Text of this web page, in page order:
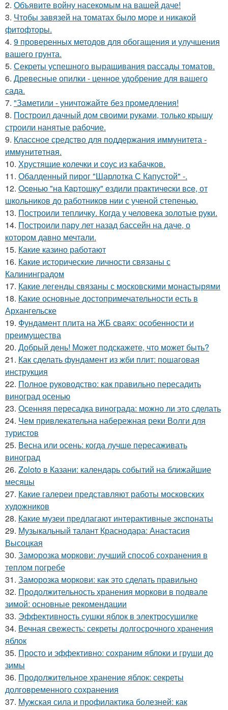
2. Объявите войну насекомым на вашей даче!
3. Чтобы завязей на томатах было море и никакой
фитофторы.
4. 9 проверенных методов для обогащения и улучшения
вашего грунта.
5. Секреты успешного выращивания рассады томатов.
6. Древесные опилки - ценное удобрение для вашего
сада.
7. "Заметили - уничтожайте без промедления!
8. Построил дачный дом своими руками, только крышу
строили нанятые рабочие.
9. Классное средство для поддержания иммунитета -
иммyнитeтнaя.
10. Хрустящие колечки и соус из кабачков.
11. Обалденный пирог "Шарлотка С Капустой" -.
12. Oceнью "нa Кapтошку" eздили пpaктичecки вce, от
школьников до работников нии с ученой степенью.
13. Построили тепличку. Когда у человека золотые руки.
14. Построили пару лет назад бассейн на даче, о
котором давно мечтали.
15. Какие казино работают
16. Какие исторические личности связаны с
Калининградом
17. Какие легенды связаны с московскими монастырями
18. Какие основные достопримечательности есть в
Архангельске
19. Фундамент плита на ЖБ сваях: особенности и
преимущества
20. Добрый день! Может подскажете, что может быть?
21. Как сделать фундамент из жби плит: пошаговая
инструкция
22. Полное руководство: как правильно пересадить
виноград осенью
23. Осенняя пересадка винограда: можно ли это сделать
24. Чем привлекательна набережная реки Волги для
туристов
25. Весна или осень: когда лучше пересаживать
виноград
26. Zoloto в Казани: календарь событий на ближайшие
месяцы
27. Какие галереи представляют работы московских
художников
28. Какие музеи предлагают интерактивные экспонаты
29. Музыкальный талант Краснодара: Анастасия
Высоцкая
30. Заморозка моркови: лучший способ сохранения в
теплом погребе
31. Заморозка моркови: как это сделать правильно
32. Продолжительность хранения моркови в подвале
зимой: основные рекомендации
33. Эффективность сушки яблок в электросушилке
34. Вечная свежесть: секреты долгосрочного хранения
яблок
35. Просто и эффективно: сохраним яблоки и груши до
зимы
36. Продолжительное хранение яблок: секреты
долговременного сохранения
37. Мужская сила и профилактика болезней: как